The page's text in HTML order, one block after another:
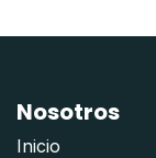
Nosotros
Inicio